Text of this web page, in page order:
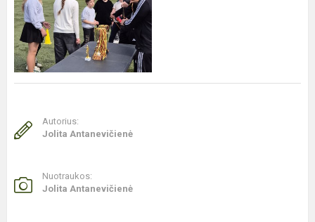
Autorius:
Jolita Antanevičienė
Nuotraukos:
Jolita Antanevičienė